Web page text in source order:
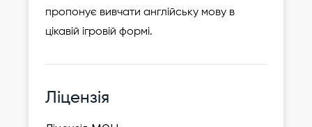
пропонує вивчати англійську мову в
цікавій ігровій формі.
Ліцензія